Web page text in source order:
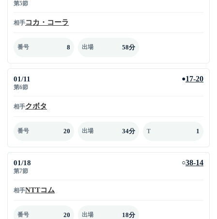
第5節
相手コカ・コーラ
番号 8 出場 58分
01/11
第6節
●17-20
相手クボタ
番号 20 出場 34分 T 1
01/18
第7節
○38-14
相手NTTコム
番号 20 出場 18分